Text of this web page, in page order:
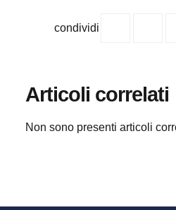
condividi
Articoli correlati
Non sono presenti articoli